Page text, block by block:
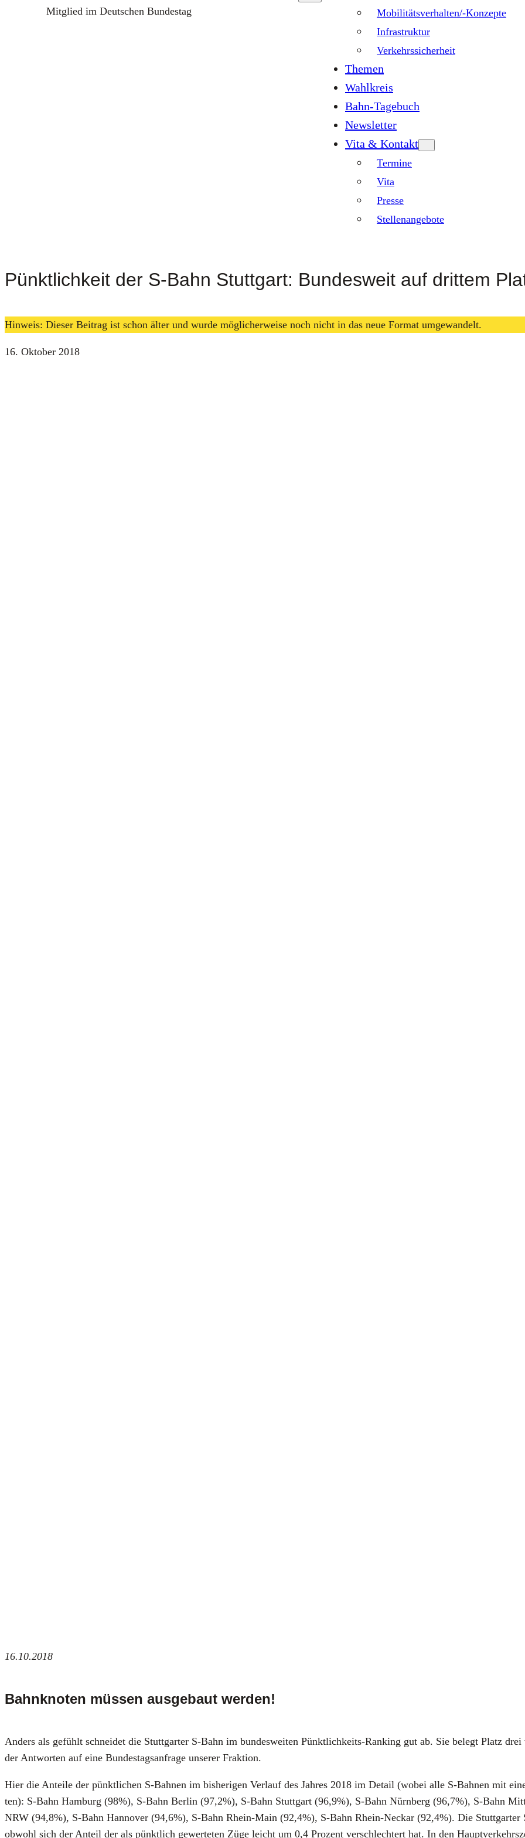
Mitglied im Deutschen Bundestag
Mobilitätsverhalten/-Konzepte
Infrastruktur
Verkehrssicherheit
Themen
Wahlkreis
Bahn-Tagebuch
Newsletter
Vita & Kontakt
Termine
Vita
Presse
Stellenangebote
Pünktlichkeit der S‑Bahn Stuttgart: Bundesweit auf drittem
Hinweis: Dieser Beitrag ist schon älter und wurde möglicherweise noch nicht in das neue Format umgewandelt.
16. Oktober 2018
16.10.2018
Bahnknoten müssen ausgebaut werden!
Anders als gefühlt schnei­det die Stutt­gar­ter S‑Bahn im bun­des­wei­ten Pünkt­lich­keits-Ran­king gut ab. Sie belegt Platz
der Ant­wor­ten auf eine Bun­des­tags­an­fra­ge unse­rer Frak­ti­on.
Hier die Antei­le der pünkt­li­chen S‑Bahnen im bis­he­ri­gen Ver­lauf des Jah­res 2018 im Detail (wobei alle S‑Bahnen mit
ten): S‑Bahn Ham­burg (98%), S‑Bahn Ber­lin (97,2%), S‑Bahn Stutt­gart (96,9%), S‑Bahn Nürn­berg (96,7%), S‑Bahn
NRW (94,8%), S‑Bahn Han­no­ver (94,6%), S‑Bahn Rhein-Main (92,4%), S‑Bahn Rhein-Neckar (92,4%). Die
obwohl sich der Anteil der als pünkt­lich gewer­te­ten Züge leicht um 0,4 Pro­zent ver­schlech­tert hat. In den